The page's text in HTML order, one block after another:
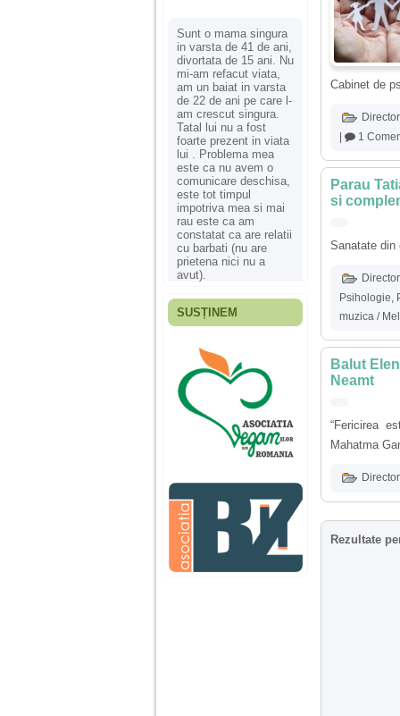
Sunt o mama singura
in varsta de 41 de ani,
divortata de 15 ani. Nu
mi-am refacut viata,
am un baiat in varsta
de 22 de ani pe care l-
am crescut singura.
Tatal lui nu a fost
foarte prezent in viata
lui . Problema mea
este ca nu avem o
comunicare deschisa,
este tot timpul
impotriva mea si mai
rau este ca am
constatat ca are relatii
cu barbati (nu are
prietena nici nu a
avut).
Fiica mea s-a nascut
ani, privind in urma
realizez cat de multe
greseli am facut in
educatia si cresterea
ei, am fost o mama
egoista, preocupata
de implinirea
profesionala, cand ea
era mica am neglijat-
agresiva, orice
greseala era taxata cu
o palma sau pedepse.
De 4 ani am o relatie
serioasa cu un barbat
SUSȚINEM
Cabinet de
1
Parau
si
Sanatate din
Psihologie,
muzica /
Balut
Neamt
“Fericirea
Mahatma
Rezultate